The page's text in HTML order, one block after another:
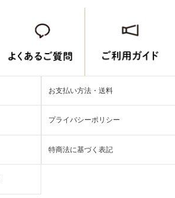
お支払い方法・送料
プライバシーポリシー
特商法に基づく表記